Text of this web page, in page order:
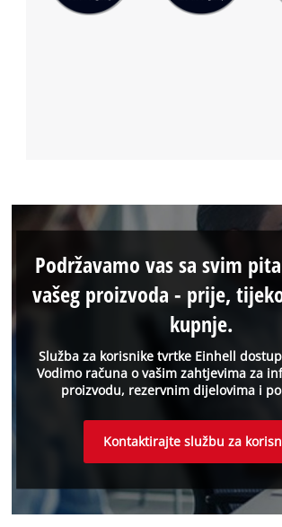
Služba za korisnike tvrtke Einhell
Vodimo računa o vašim zahtjevima za
proizvodu, rezervnim dijelovima i
Podržavamo vas sa svim
vašeg proizvoda - prije,
kupnje.
Kontaktirajte službu za